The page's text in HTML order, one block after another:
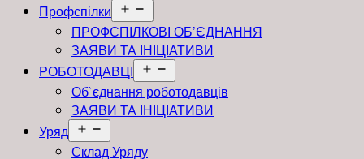
Профспілки
меню
ПРОФСПІЛКОВІ ОБ’ЄДНАННЯ
ЗАЯВИ ТА ІНІЦІАТИВИ
РОБОТОДАВЦІ
меню
Об`єднання роботодавців
ЗАЯВИ ТА ІНІЦІАТИВИ
Уряд
меню
Склад Уряду